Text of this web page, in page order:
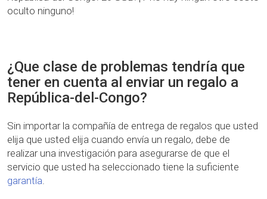
oculto ninguno!
¿Que clase de problemas tendría que
tener en cuenta al enviar un regalo a
República-del-Congo?
Sin importar la compañía de entrega de regalos que usted
elija que usted elija cuando envía un regalo, debe de
realizar una investigación para asegurarse de que el
servicio que usted ha seleccionado tiene la suficiente
garantía.